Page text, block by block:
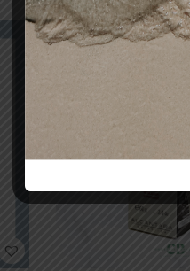
FUERA DE STOCK